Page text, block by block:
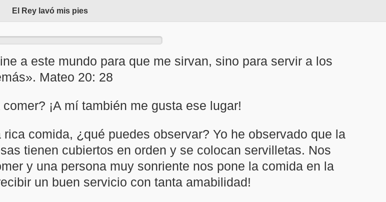
El Rey lavó mis pies
a este mundo para que me sirvan, sino para servir a los
Mateo 20: 28
¡A mí también me gusta ese lugar!
comida, ¿qué puedes observar? Yo he observado que la
tienen cubiertos en orden y se colocan servilletas. Nos
y una persona muy sonriente nos pone la comida en la
un buen servicio con tanta amabilidad!